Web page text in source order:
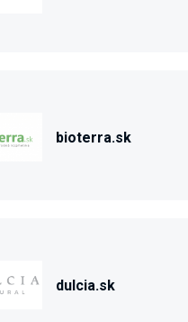
bioterra.sk
dulcia.sk